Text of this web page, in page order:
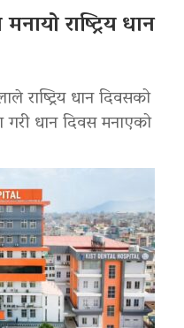
राष्ट्रिय धान
राष्ट्रिय धान दिवसको
धान दिवस मनाएको